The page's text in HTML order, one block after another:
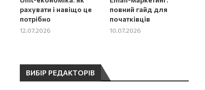
рахувати і навіщо це
потрібно
12.07.2026
повний гайд для
початківців
10.07.2026
ВИБІР РЕДАКТОРІВ